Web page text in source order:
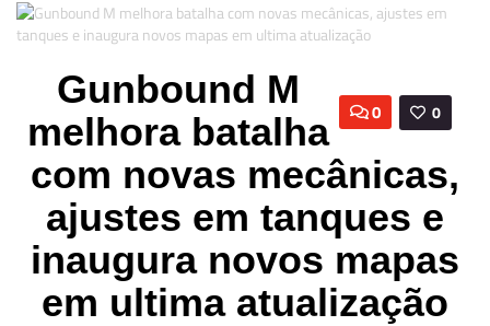
0
0
Gunbound M
melhora batalha
com novas mecânicas,
ajustes em tanques e
inaugura novos mapas
em ultima atualização